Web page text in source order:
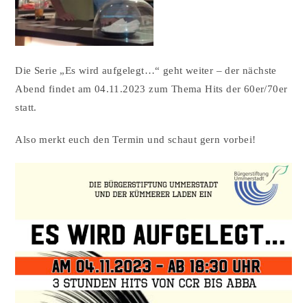
Die Serie „Es wird aufgelegt…“ geht weiter – der nächste
Abend findet am 04.11.2023 zum Thema Hits der 60er/70er
statt.
Also merkt euch den Termin und schaut gern vorbei!